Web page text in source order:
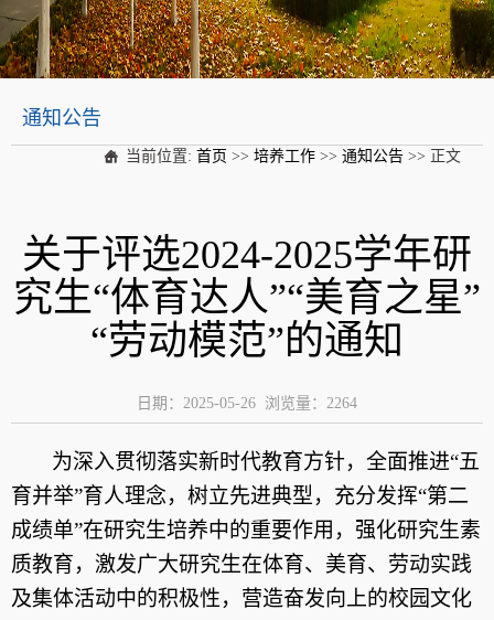
通知公告
当前位置: 首页 >> 培养工作 >> 通知公告 >> 正文
关于评选2024-2025学年研
究生“体育达人”“美育之星”
“劳动模范”的通知
日期：2025-05-26 浏览量： 2264
为深入贯彻落实新时代教育方针，全面推进“五
育并举”育人理念，树立先进典型，充分发挥“第二
成绩单”在研究生培养中的重要作用，强化研究生素
质教育，激发广大研究生在体育、美育、劳动实践
及集体活动中的积极性，营造奋发向上的校园文化